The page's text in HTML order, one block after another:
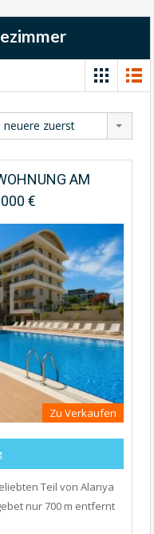
neuere zuerst
AM
€
Zu Verkaufen
Teil von Alanya
nur 700 m entfernt